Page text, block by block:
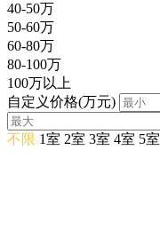
40-50万
50-60万
60-80万
80-100万
100万以上
自定义价格(万元)
不限 1室 2室 3室 4室 5室